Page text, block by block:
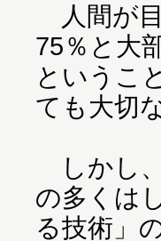
人間が
75％と大
というこ
ても大切
しかし
の多くは
る技術」